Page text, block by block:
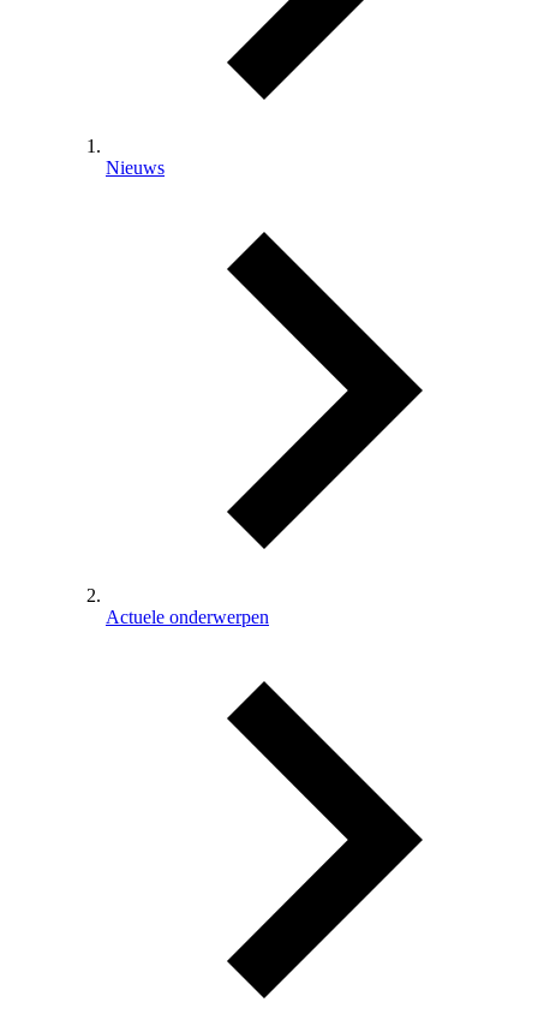
Nieuws
Actuele onderwerpen